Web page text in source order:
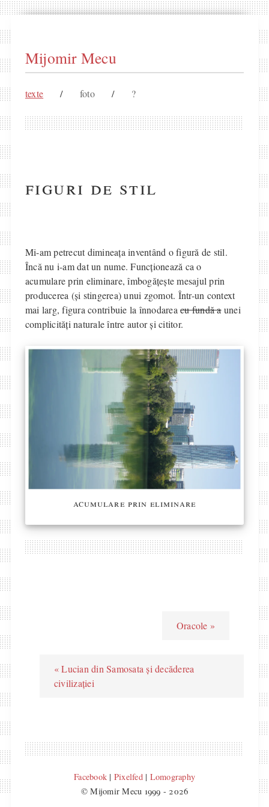
Mijomir Mecu
texte / foto / ?
figuri de stil
Mi-am petrecut dimineața inventând o figură de stil.
Încă nu i-am dat un nume. Funcționează ca o
acumulare prin eliminare, îmbogățește mesajul prin
producerea (și stingerea) unui zgomot. Într-un context
mai larg, figura contribuie la înnodareacu fundă aunei
complicități naturale între autor și cititor.
acumulare prin eliminare
Oracole »
« Lucian din Samosata și decăderea
civilizației
Facebook | Pixelfed| Lomography
© Mijomir Mecu 1999 - 2026